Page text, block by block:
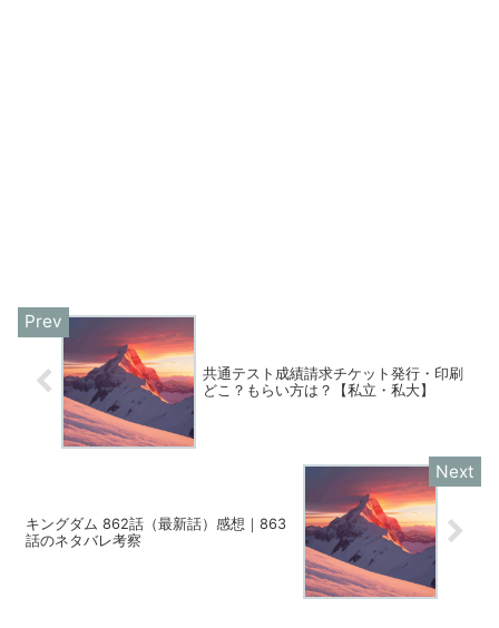
共通テスト成績請求チケット発行・印刷
どこ？もらい方は？【私立・私大】
キングダム 862話（最新話）感想｜863
話のネタバレ考察